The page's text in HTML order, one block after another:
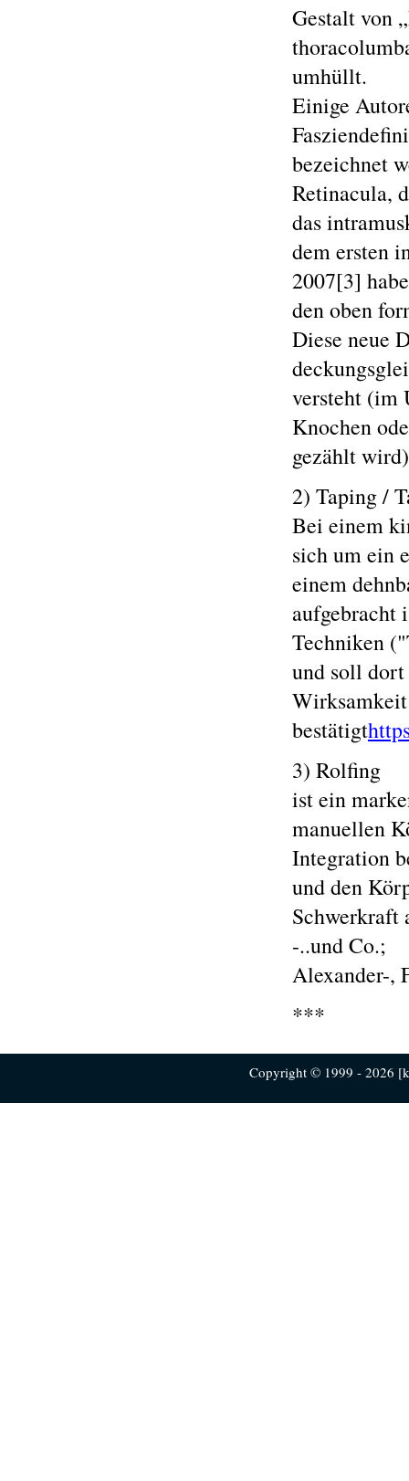
Gestalt von
umhüllt.
Einige
bezeichnet
Retinacula,
das
dem ersten
2007[3]
den oben
Diese neue
versteht (im
Knochen
gezählt
2) Taping /
Bei einem
sich um ein
einem
aufgebracht
Techniken
und soll
bestätigt
3) Rolfing
ist ein
manuellen
Integration
und den
Schwerkraft
-..und Co.;
Alexander-,
***
Copyright © 1999 - 2026